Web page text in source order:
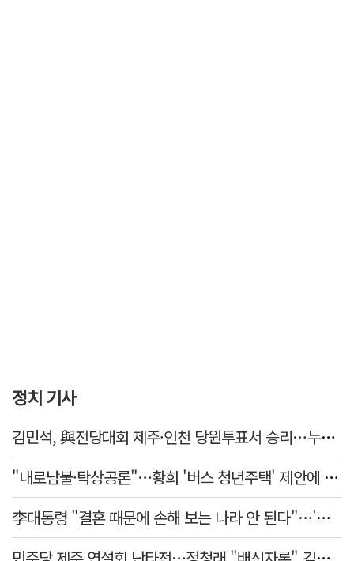
정치 기사
김민석, 與전당대회 제주·인천 당원투표서 승리…누적 득표는 '초박빙'
"내로남불·탁상공론"…황희 '버스 청년주택' 제안에 與 내부서도 쓴소리
李대통령 "결혼 때문에 손해 보는 나라 안 된다"…'결혼 페널티' 22개 손본다